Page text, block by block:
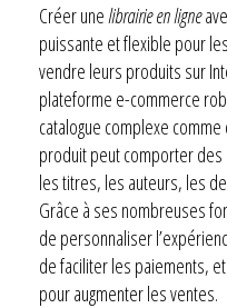
Créer une librairie en ligne
puissante et flexible pour
vendre leurs produits sur
plateforme e-commerce
catalogue complexe
produit peut comporter
les titres, les auteurs, les
Grâce à ses nombreuses
de personnaliser
de faciliter les paiements,
pour augmenter les ventes.